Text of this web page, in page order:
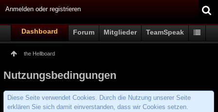
Anmelden oder registrieren
Dashboard Forum Mitglieder TeamSpeak
the Hellboard
Nutzungsbedingungen
Diese Seite verwendet Cookies. Durch die Nutzung unserer Seite
erklären Sie sich damit einverstanden, dass wir Cookies setzen.